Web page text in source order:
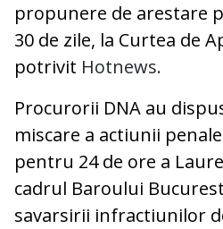
propunere de arestare
30 de zile, la Curtea de
potrivit Hotnews.
Procurorii DNA au
miscare a actiunii
pentru 24 de ore a
cadrul Baroului
savarsirii infractiunilor